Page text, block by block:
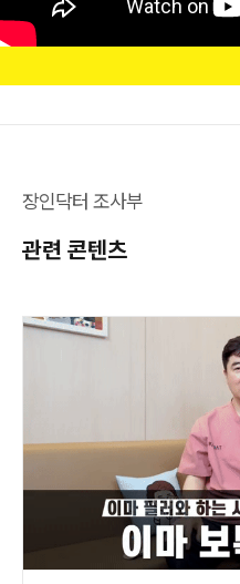
장인닥터 조사부
관련 콘텐츠